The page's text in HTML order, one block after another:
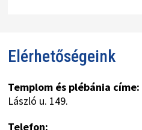
Elérhetőségeink
Templom és plébánia címe:
László u. 149.
Telefon: